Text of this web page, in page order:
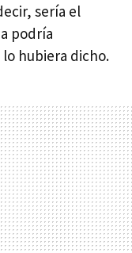
sería el
podría
hubiera dicho.